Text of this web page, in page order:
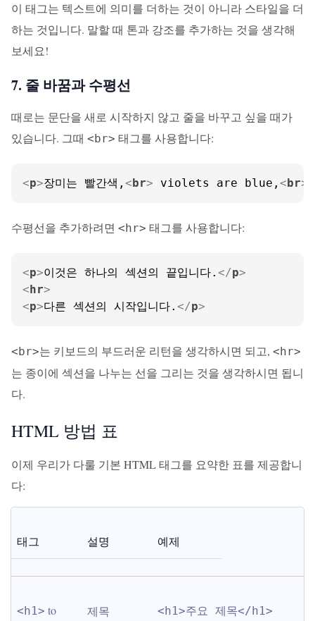
이 태그는 텍스트에 의미를 더하는 것이 아니라 스타일을 더
하는 것입니다. 말할 때 톤과 강조를 추가하는 것을 생각해
보세요!
7. 줄 바꿈과 수평선
때로는 문단을 새로 시작하지 않고 줄을 바꾸고 싶을 때가
있습니다. 그때 <br> 태그를 사용합니다:
<p>장미는 빨간색, <br> violets are blue, <br>
수평선을 추가하려면 <hr> 태그를 사용합니다:
<p>이것은 하나의 섹션의 끝입니다. </p>
<hr>
<p>다른 섹션의 시작입니다. </p>
<br>는 키보드의 부드러운 리턴을 생각하시면 되고, <hr>
는 종이에 섹션을 나누는 선을 그리는 것을 생각하시면 됩니
다.
HTML 방법 표
이제 우리가 다룰 기본 HTML 태그를 요약한 표를 제공합니
다:
태그 설명 예제
<h1> 제목 <h1>주요 제목</h1>